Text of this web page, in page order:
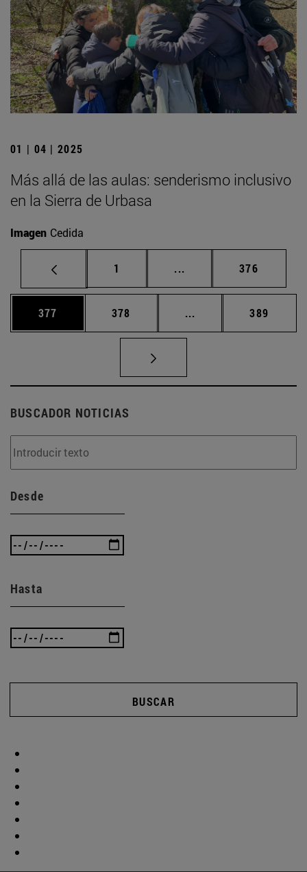
01 | 04 | 2025
Más allá de las aulas: senderismo inclusivo
en la Sierra de Urbasa
Imagen Cedida
Página
1 ... Páginas intermedias
Página
376
Página
377 Página
378 ... Páginas intermedias
Página
389
BUSCADOR NOTICIAS
Desde
Hasta
BUSCAR